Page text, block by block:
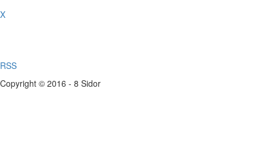
X
RSS
Copyright © 2016 - 8 Sidor